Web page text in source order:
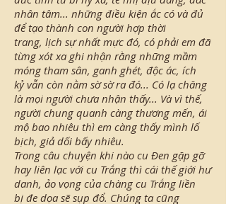
nhân tâm... những điều kiện ắc có và đủ
để tạo thành con người hợp thời
trang, lịch sự nhất mực đó, có phải em đã
từng xót xa ghi nhận rằng những mầm
móng tham sân, ganh ghét, độc ác, ích
kỷ vẫn còn nằm sờ sờ ra đó... Có lạ chăng
là mọi người chưa nhận thấy... Và vì thế,
người chung quanh càng thương mến, ái
mộ bao nhiêu thì em càng thấy mình lố
bịch, giả dối bấy nhiêu.
Trong câu chuyện khi nào cu Đen gặp gỡ
hay liên lạc với cu Trắng thì cái thế giới hư
danh, ảo vọng của chàng cu Trắng liền
bị đe dọa sẽ sụp đổ. Chúng ta cũng